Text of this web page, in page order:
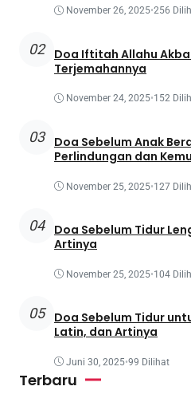
November 26, 2025•256
02
Doa Iftitah Allahu
Terjemahannya
November 24, 2025•152
03
Doa Sebelum Anak
Perlindungan dan
November 25, 2025•127
04
Doa Sebelum Tidur
Artinya
November 25, 2025•104
05
Doa Sebelum Tidur
Latin, dan Artinya
Juni 30, 2025•99 Dilihat
Terbaru